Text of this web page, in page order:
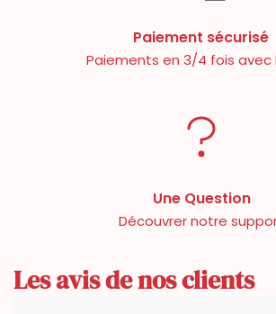
Paiement sécurisé
Paiements en 3/4 fois avec
Une Question
Découvrer notre
Les avis de nos clients